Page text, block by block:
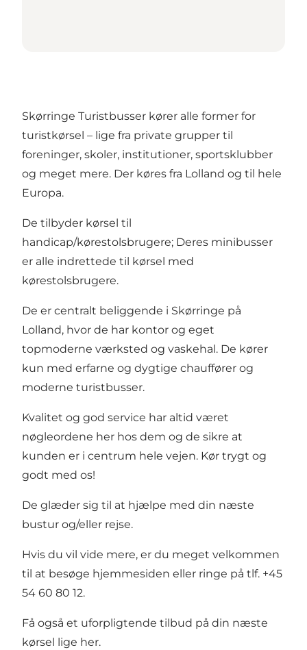
Skørringe Turistbusser kører alle former for
turistkørsel – lige fra private grupper til
foreninger, skoler, institutioner, sportsklubber
og meget mere. Der køres fra Lolland og til hele
Europa.
De tilbyder kørsel til
handicap/kørestolsbrugere; Deres minibusser
er alle indrettede til kørsel med
kørestolsbrugere.
De er centralt beliggende i Skørringe på
Lolland, hvor de har kontor og eget
topmoderne værksted og vaskehal. De kører
kun med erfarne og dygtige chauffører og
moderne turistbusser.
Kvalitet og god service har altid været
nøgleordene her hos dem og de sikre at
kunden er i centrum hele vejen. Kør trygt og
godt med os!
De glæder sig til at hjælpe med din næste
bustur og/eller rejse.
Hvis du vil vide mere, er du meget velkommen
til at besøge hjemmesiden eller ringe på tlf. +45
54 60 80 12.
Få også et uforpligtende tilbud på din næste
kørsel lige her.